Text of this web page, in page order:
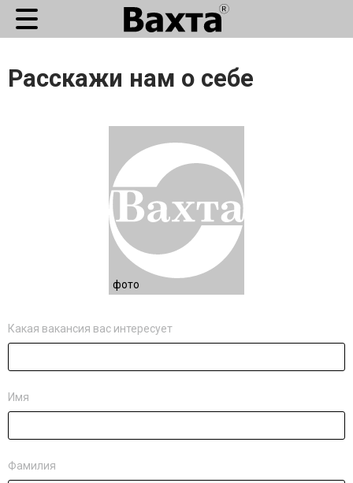
Расскажи нам о себе
фото
Какая вакансия вас интересует
Имя
Фамилия